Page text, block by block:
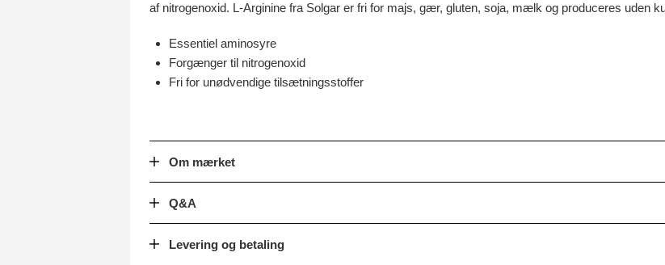
af nitrogenoxid. L-Arginine fra Solgar er fri for majs, gær, gluten, soja, mælk og produceres uden
Essentiel aminosyre
Forgænger til nitrogenoxid
Fri for unødvendige tilsætningsstoffer
Om mærket
Q&A
Levering og betaling